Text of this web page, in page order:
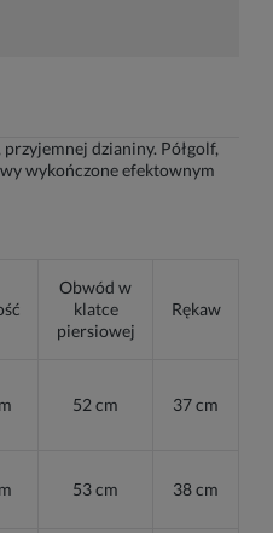
dzianiny. Półgolf,
wykończone efektownym
Obwód w
klatce
piersiowej
Rękaw
52 cm 37 cm
53 cm 38 cm